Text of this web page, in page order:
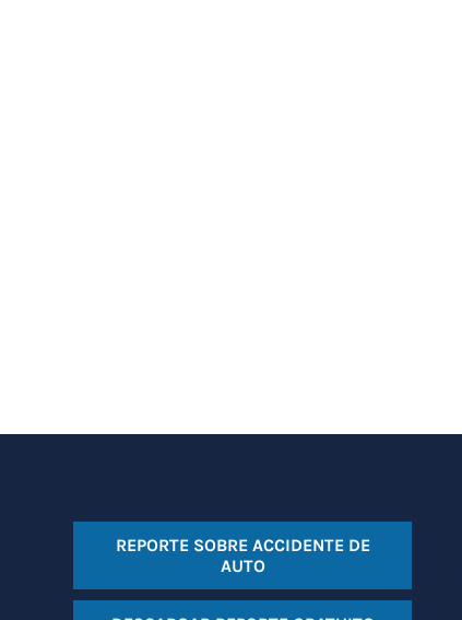
REPORTE SOBRE ACCIDENTE DE
AUTO